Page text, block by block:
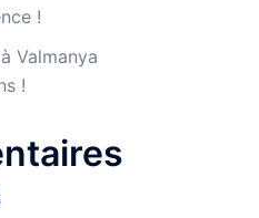
!
Valmanya
!